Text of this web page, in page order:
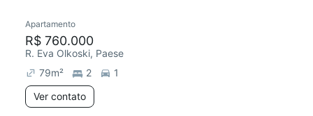
Apartamento
R$ 760.000
R. Eva Olkoski, Paese
79m² 2
1
Ver contato